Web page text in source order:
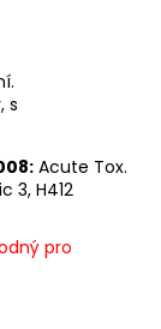
s
Acute Tox.
3, H412
pro